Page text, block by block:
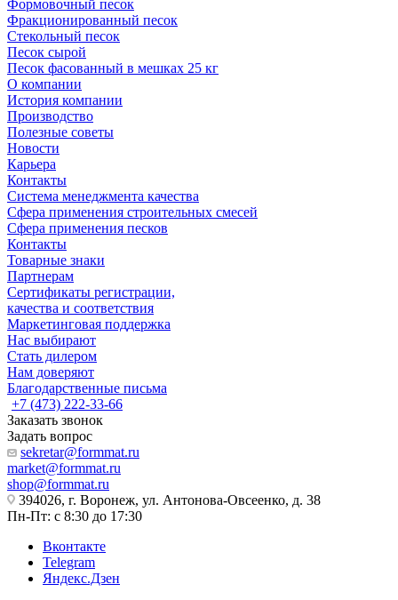
Формовочный песок
Фракционированный песок
Стекольный песок
Песок сырой
Песок фасованный в мешках 25 кг
О компании
История компании
Производство
Полезные советы
Новости
Карьера
Контакты
Система менеджмента качества
Сфера применения строительных смесей
Сфера применения песков
Контакты
Товарные знаки
Партнерам
Сертификаты регистрации,
качества и соответствия
Маркетинговая поддержка
Нас выбирают
Стать дилером
Нам доверяют
Благодарственные письма
+7 (473) 222-33-66
Заказать звонок
Задать вопрос
sekretar@formmat.ru
market@formmat.ru
shop@formmat.ru
394026, г. Воронеж, ул. Антонова-Овсеенко, д. 38
Пн-Пт: с 8:30 до 17:30
Вконтакте
Telegram
Яндекс.Дзен